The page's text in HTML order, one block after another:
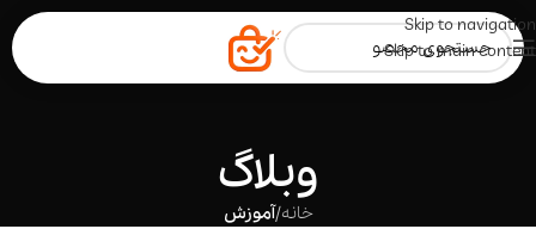
Skip to navigation
Skip to main content
وبلاگ
خانه/آموزش